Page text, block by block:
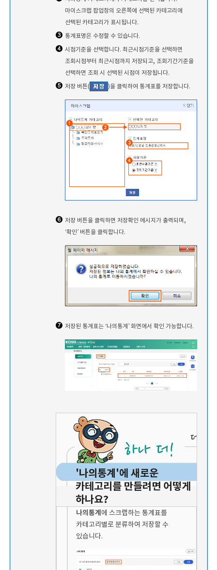
마이스크랩 팝업창의 오른쪽에 선택된 카테고리에
선택된 카테고리가 표시됩니다.
통계표명은 수정할 수 있습니다.
시점기준을 선택합니다. 최근시점기준을 선택하면
조회시점부터 최근시점까지 저장되고, 조회기간기준을
선택하면 조회 시 선택된 시점이 저장됩니다.
저장 버튼(
)을 클릭하여 통계표를 저장합니다.
저장 버튼을 클릭하면 저장확인 메시지가 출력되며,
‘확인’ 버튼을 클릭합니다.
저장된 통계표는 ‘나의통계’ 화면에서 확인 가능합니다.
'나의통계'에 새로운
카테고리를 만들려면 어떻게
하나요?
나의통계 에 스크랩하는 통계표를
카테고리별로 분류하여 저장할 수
있습니다.